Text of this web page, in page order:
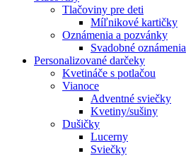
Tlačoviny pre deti
Míľnikové kartičky
Oznámenia a pozvánky
Svadobné oznámenia
Personalizované darčeky
Kvetináče s potlačou
Vianoce
Adventné sviečky
Kvetiny/sušiny
Dušičky
Lucerny
Sviečky